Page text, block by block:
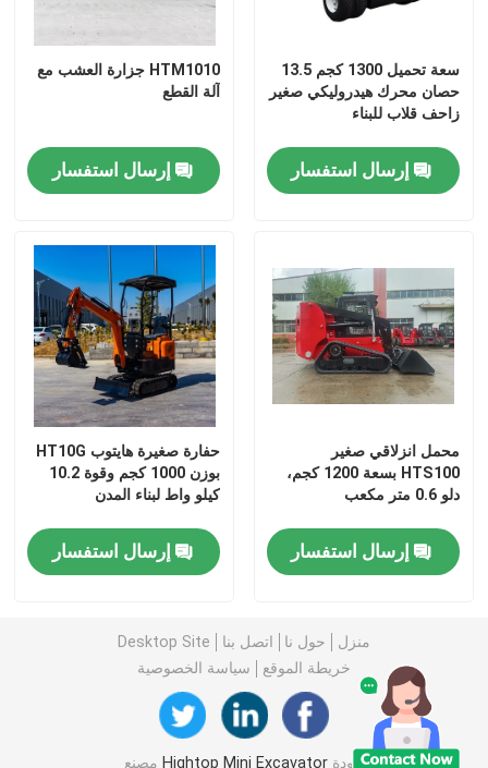
أخبار
Hightop Mini Excavator
حفر هيدروليكي صغير
حفارة هيدروليكية صغيرة
حفارة مجنزرة صغيرة
جرافة انزلاقية صغيرة
جرافة صغيرة
شاحنة قلابة صغيرة مجنزرة
جرار مزرعة الزراعة
سعة تحميل 1300 كجم 13.5
حصان محرك هيدروليكي صغير
زاحف قلاب للبناء
إرسال استفسار
HTM1010 جزارة العشب مع
آلة القطع
إرسال استفسار
محمل انزلاقي صغير
HTS100 بسعة 1200 كجم،
دلو 0.6 متر مكعب
إرسال استفسار
حفارة صغيرة هايتوب HT10G
بوزن 1000 كجم وقوة 10.2
كيلو واط لبناء المدن
إرسال استفسار
منزل حول نا اتصل بنا
Desktop Site
خريطة الموقع
سياسة الخصوصية
جودة Hightop Mini Excavator مصنع